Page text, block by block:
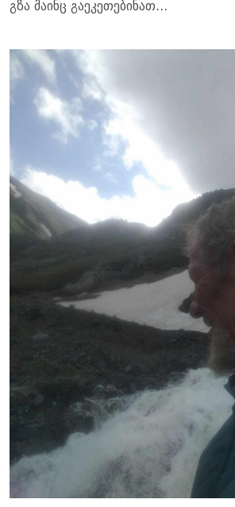
გზა მა­ინც გა­ე­კე­თე­ბი­ნათ...